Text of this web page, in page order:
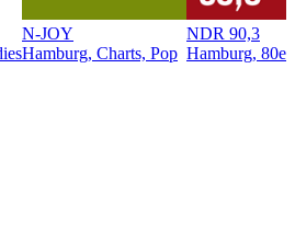
N-JOY
Hamburg, Charts, Pop
NDR 90,3
Hamburg,